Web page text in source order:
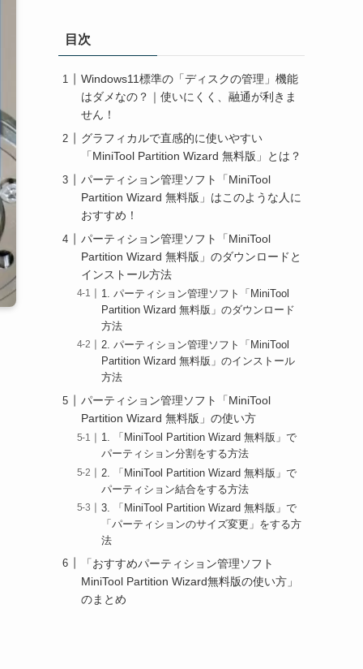
目次
Windows11標準の「ディスクの管理」機能
はダメなの？｜使いにくく、融通が利きま
せん！
グラフィカルで直感的に使いやすい
「MiniTool Partition Wizard 無料版」とは？
パーティション管理ソフト「MiniTool
Partition Wizard 無料版」はこのような人に
おすすめ！
パーティション管理ソフト「MiniTool
Partition Wizard 無料版」のダウンロードと
インストール方法
1. パーティション管理ソフト「MiniTool
Partition Wizard 無料版」のダウンロード
方法
2. パーティション管理ソフト「MiniTool
Partition Wizard 無料版」のインストール
方法
パーティション管理ソフト「MiniTool
Partition Wizard 無料版」の使い方
1. 「MiniTool Partition Wizard 無料版」で
パーティション分割をする方法
2. 「MiniTool Partition Wizard 無料版」で
パーティション結合をする方法
3. 「MiniTool Partition Wizard 無料版」で
「パーティションのサイズ変更」をする方
法
「おすすめパーティション管理ソフト
MiniTool Partition Wizard無料版の使い方」
のまとめ